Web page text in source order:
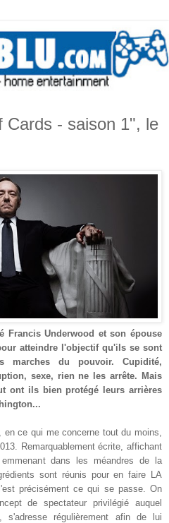
Cards - saison 1", le
Francis Underwood et son épouse
atteindre l'objectif qu'ils se sont
marches du pouvoir. Cupidité,
sexe, rien ne les arrête. Mais
ont ils bien protégé leurs arrières
.
ce qui me concerne tout du moins,
Remarquablement écrite, affichant
dans les méandres de la
sont réunis pour en faire LA
précisément ce qui se passe. On
de spectateur privilégié auquel
s'adresse régulièrement afin de lui